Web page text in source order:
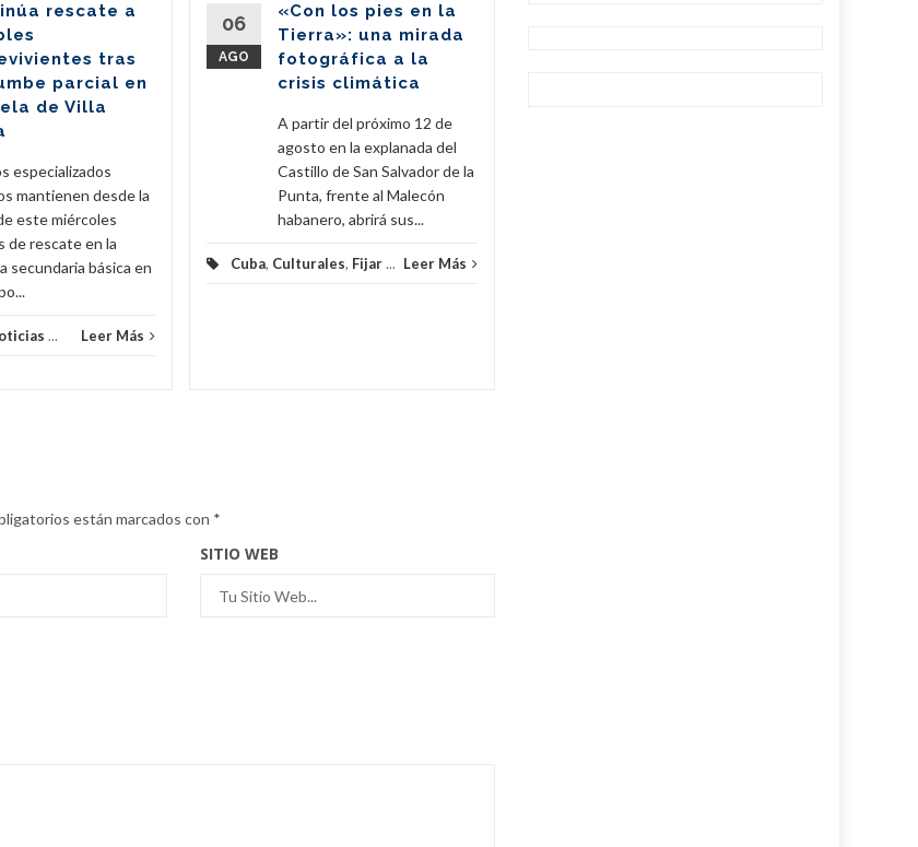
rescate a
tras
parcial en
de Villa
especializados
mantienen desde la
este miércoles
de rescate en la
secundaria básica en
... Leer Más
06
AGO
«Con los pies en la
Tierra»: una mirada
fotográfica a la
crisis climática
A partir del próximo 12 de
agosto en la explanada del
Castillo de San Salvador de la
Punta, frente al Malecón
habanero, abrirá sus...
Cuba, Culturales, Fijar... Leer Más
están marcados con *
SITIO WEB